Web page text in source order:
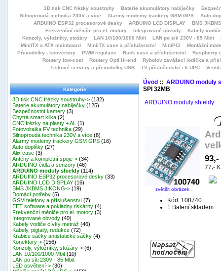
3D tisk CNC frézky soustruhy Baterie akumulátory nabíječky
Silnoproudá technika 230V a více
Alarmy modemy trackery GSM GPS
Auto
ARDUINO ESP32 procesorové desky
ARDUINO LCD DISPLAY
BMS
Frekvenční měniče pro el. motory
Integrované obvody
Kabely
Konzoly, výložníky, stožáry
LAN 10/100/1000 Mbit LAN po síti 230V - 85 Mbit
MiniITX a ATX mainboard
MiniITX case a příslušenství MiniPCI
Montážní
Převodníky - konvertory
PWM regulace Rack case a příslušenství
Raspberry
Routery low-cost
Routery Opti Hi-end
Rybolov zavážecí lodička a přísl
Tiskové servery a převodníky USB
TV příslušenství i k UPC
Kategorie
3D tisk CNC frézky soustruhy-> (132)
Baterie akumulátory nabíječky (125)
Bezpečnostní kamery (3)
Chytrá smart klika (2)
CNC frézky na plasty + AL
(1)
Fotovoltaika FV technika (29)
Silnoproudá technika 230V a více (8)
Alarmy modemy trackery GSM GPS (16)
Auto doplňky (27)
Alix case (3)
Antény a kompletní spoje-> (34)
ARDUINO čidla a senzory (46)
ARDUINO moduly shieldy (114)
ARDUINO ESP32 procesorové desky (33)
ARDUINO LCD DISPLAY (16)
BMS JKBMS JIKONG-> (19)
Domácí potřeby (5)
GSM telefony a příslušenství (7)
EET software a pokladny tiskárny (4)
Frekvenční měniče pro el. motory (3)
Integrované obvody (40)
Kabely vodiče cívky metráž (46)
Kabely, pigtaily, redukce (72)
Krabice sáčky antistatické sáčky (4)
Konektory-> (156)
Konzoly, výložníky, stožáry-> (6)
LAN 10/100/1000 Mbit (10)
LAN po síti 230V - 85 Mbit
LED osvětlení-> (30)
Úvod:: ARDUINO moduly
SPI 32MB
ARDUINO moduly shieldy
zvětšit obrázek
77,-
Kód: 100740
1 Balení skladem